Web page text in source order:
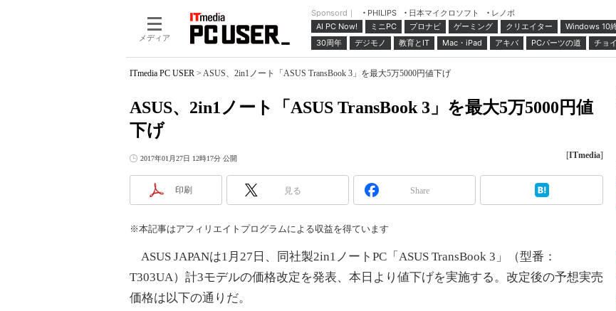
メディア
Sponsord｜ PHILIPS 日本マイクロソフト
レノボ
AI PC Now!
ミニPC プロナビ ゲーミング クリエイター
Windows 10
30周年
デジモノ 教育とIT Mac・iPad アキバ PCパーツの道 チョ
ITmedia PC USER > ASUS、2in1ノート「ASUS TransBook 3」を最大5万5000円値下げ
ASUS、2in1ノート「ASUS TransBook 3」を最大5万5000円値
下げ
2017年01月27日 12時17分 公開 [ITmedia]
印刷 見る Share
※本記事はアフィリエイトプログラムによる収益を得ています
ASUS JAPANは1月27日、同社製2in1ノートPC「ASUS TransBook 3」（型番：
T303UA）計3モデルの価格改定を発表、本日より値下げを実施する。改定後の予想実売
価格は以下の通りだ。